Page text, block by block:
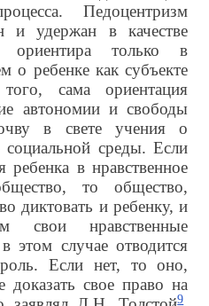
Педоцентризм
и удержан в качестве
ориентира только в
о ребенке как субъекте
сама ориентация
автономии и свободы
в свете учения о
социальной среды. Если
в нравственное
то общество,
диктовать и ребенку, и
свои нравственные
этом случае отводится
роль. Если нет, то оно,
свое право на
9